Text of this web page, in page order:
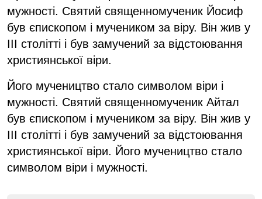
мужності. Святий священномученик Йосиф
був єпископом і мучеником за віру. Він жив у
III столітті і був замучений за відстоювання
християнської віри.
Його мучеництво стало символом віри і
мужності. Святий священномученик Айтал
був єпископом і мучеником за віру. Він жив у
III столітті і був замучений за відстоювання
християнської віри. Його мучеництво стало
символом віри і мужності.